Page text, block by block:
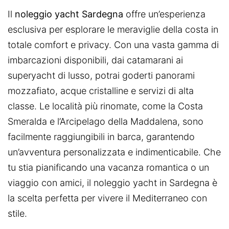
Il noleggio yacht Sardegna offre un’esperienza
esclusiva per esplorare le meraviglie della costa in
totale comfort e privacy. Con una vasta gamma di
imbarcazioni disponibili, dai catamarani ai
superyacht di lusso, potrai goderti panorami
mozzafiato, acque cristalline e servizi di alta
classe. Le località più rinomate, come la Costa
Smeralda e l’Arcipelago della Maddalena, sono
facilmente raggiungibili in barca, garantendo
un’avventura personalizzata e indimenticabile. Che
tu stia pianificando una vacanza romantica o un
viaggio con amici, il noleggio yacht in Sardegna è
la scelta perfetta per vivere il Mediterraneo con
stile.